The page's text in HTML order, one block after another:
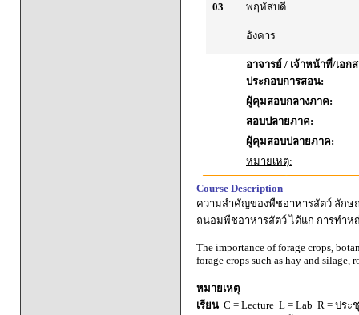
03 พฤหัสบดี
อังคาร
อาจารย์ / เจ้าหน้าที่/เอก
ประกอบการสอน:
ผู้คุมสอบกลางภาค:
สอบปลายภาค:
ผู้คุมสอบปลายภาค:
หมายเหตุ:
Course Description
ความสำคัญของพืชอาหารสัตว์ ลักษ
ถนอมพืชอาหารสัตว์ ได้แก่ การทำ
The importance of forage crops,
forage crops such as hay and silage,
หมายเหตุ
เรียน C = Lecture L = Lab R = ประ